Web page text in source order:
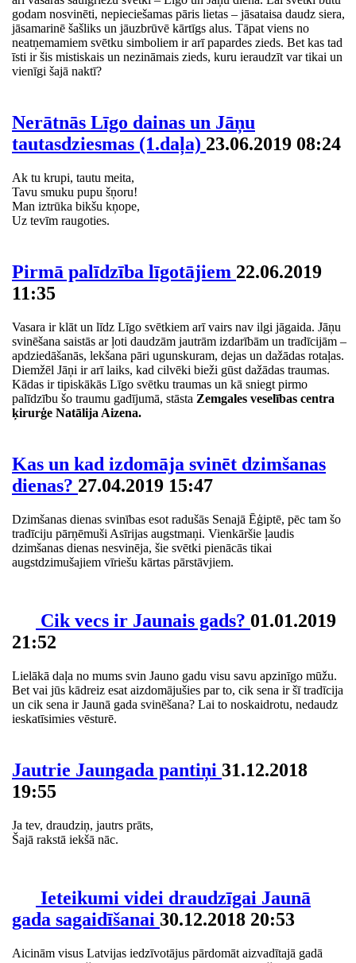
godam nosvinēti, nepieciešamas pāris lietas – jāsataisa daudz siera,
jāsamarinē šašliks un jāuzbrūvē kārtīgs alus. Tāpat viens no
neatņemamiem svētku simboliem ir arī papardes zieds. Bet kas tad
īsti ir šis mistiskais un nezināmais zieds, kuru ieraudzīt var tikai un
vienīgi šajā naktī?
Nerātnās Līgo dainas un Jāņu
tautasdziesmas (1.daļa) 23.06.2019 08:24
Ak tu krupi, tautu meita,
Tavu smuku pupu šņoru!
Man iztrūka bikšu kņope,
Uz tevīm raugoties.
Pirmā palīdzība līgotājiem 22.06.2019
11:35
Vasara ir klāt un līdz Līgo svētkiem arī vairs nav ilgi jāgaida. Jāņu
svinēšana saistās ar ļoti daudzām jautrām izdarībām un tradīcijām –
apdziedāšanās, lekšana pāri ugunskuram, dejas un dažādas rotaļas.
Diemžēl Jāņi ir arī laiks, kad cilvēki bieži gūst dažādas traumas.
Kādas ir tipiskākās Līgo svētku traumas un kā sniegt pirmo
palīdzību šo traumu gadījumā, stāsta Zemgales veselības centra
ķirurģe Natālija Aizena.
Kas un kad izdomāja svinēt dzimšanas
dienas? 27.04.2019 15:47
Dzimšanas dienas svinības esot radušās Senajā Ēģiptē, pēc tam šo
tradīciju pārņēmuši Asīrijas augstmaņi. Vienkāršie ļaudis
dzimšanas dienas nesvinēja, šie svētki pienācās tikai
augstdzimušajiem vīriešu kārtas pārstāvjiem.
Cik vecs ir Jaunais gads? 01.01.2019
21:52
Lielākā daļa no mums svin Jauno gadu visu savu apzinīgo mūžu.
Bet vai jūs kādreiz esat aizdomājušies par to, cik sena ir šī tradīcija
un cik sena ir Jaunā gada svinēšana? Lai to noskaidrotu, nedaudz
ieskatīsimies vēsturē.
Jautrie Jaungada pantiņi 31.12.2018
19:55
Ja tev, draudziņ, jautrs prāts,
Šajā rakstā iekšā nāc.
Ieteikumi videi draudzīgai Jaunā
gada sagaidīšanai 30.12.2018 20:53
Aicinām visus Latvijas iedzīvotājus pārdomāt aizvadītajā gadā